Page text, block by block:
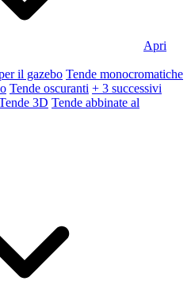
Apri
il gazebo Tende monocromatiche
Tende oscuranti + 3 successivi
3D Tende abbinate al